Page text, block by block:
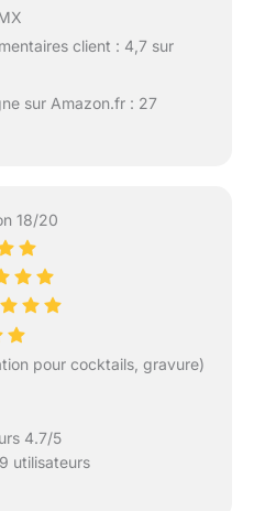
client : 4,7 sur
sur Amazon.fr : 27
18/20
pour cocktails, gravure)
4.7/5
utilisateurs